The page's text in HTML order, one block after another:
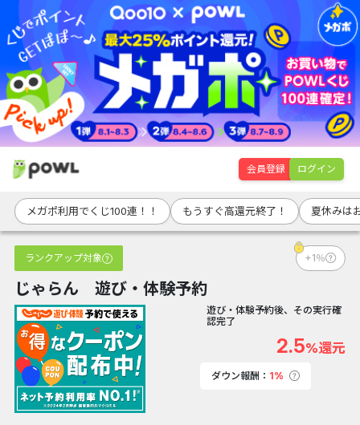
会員登録 ログイン
メガポ利用でくじ100連！！ もうすぐ高還元終了！ 夏休みは
ランクアップ対象 +1％
じゃらん 遊び・体験予約
遊び・体験予約後、その実行確
認完了
2.5%還元
ダウン報酬： 1%